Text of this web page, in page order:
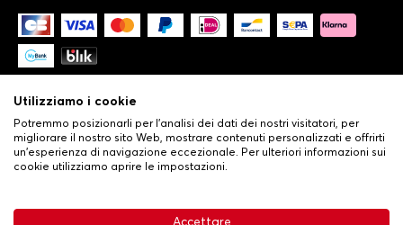
Condizioni generali di vendita•
Utilizziamo i cookie
Potremmo posizionarli per l'analisi dei dati dei nostri visitatori, per
migliorare il nostro sito Web, mostrare contenuti personalizzati e offrirti
un'esperienza di navigazione eccezionale. Per ulteriori informazioni sui
cookie utilizziamo aprire le impostazioni.
Accettare